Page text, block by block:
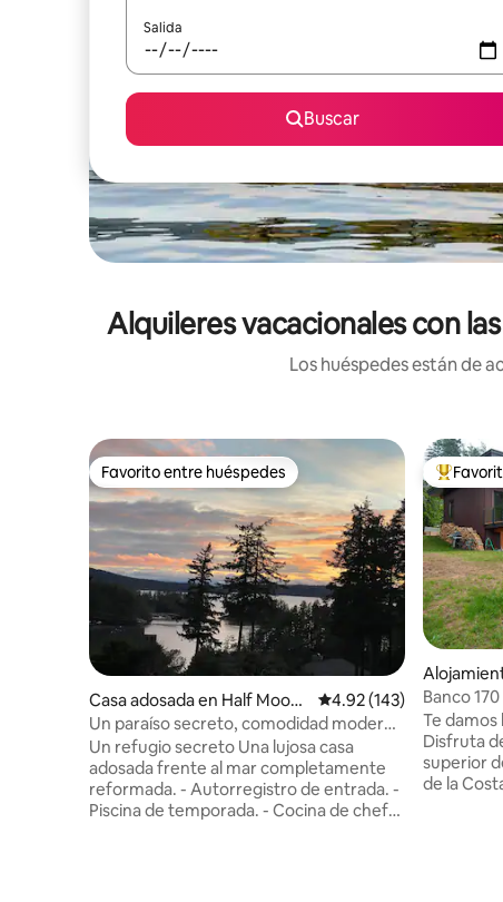
Salida
Buscar
Alquileres vacacionales con
Los huéspedes están de
Favorito entre huéspedes
Favorito entre huéspedes
Casa adosada en Half Moon
Bay
Calificación promedio:
4.92 (143)
Un paraíso secreto, comodidad moderna
con vistas al mar
Un refugio secreto Una lujosa casa
adosada frente al mar completamente
reformada. - Autorregistro de entrada. -
Piscina de temporada. - Cocina de chef
Favorito
Banco 170
Te damos
Disfruta
superior
de la